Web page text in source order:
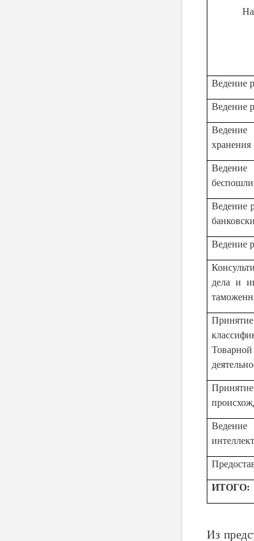
Ведение
Ведение
Ведение
хранения
Ведение
Ведение
дела и
ИТОГО:
Из